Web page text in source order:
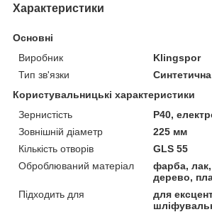
Характеристики
Основні
Виробник
Klingspor
Тип зв'язки
Користувальницькі характеристики
Зернистість
Р40,
Зовнішній діаметр
225 мм
Кількість отворів
GLS 55
Оброблюваний матеріал
фарба, лак,
дерево,
Підходить для
для